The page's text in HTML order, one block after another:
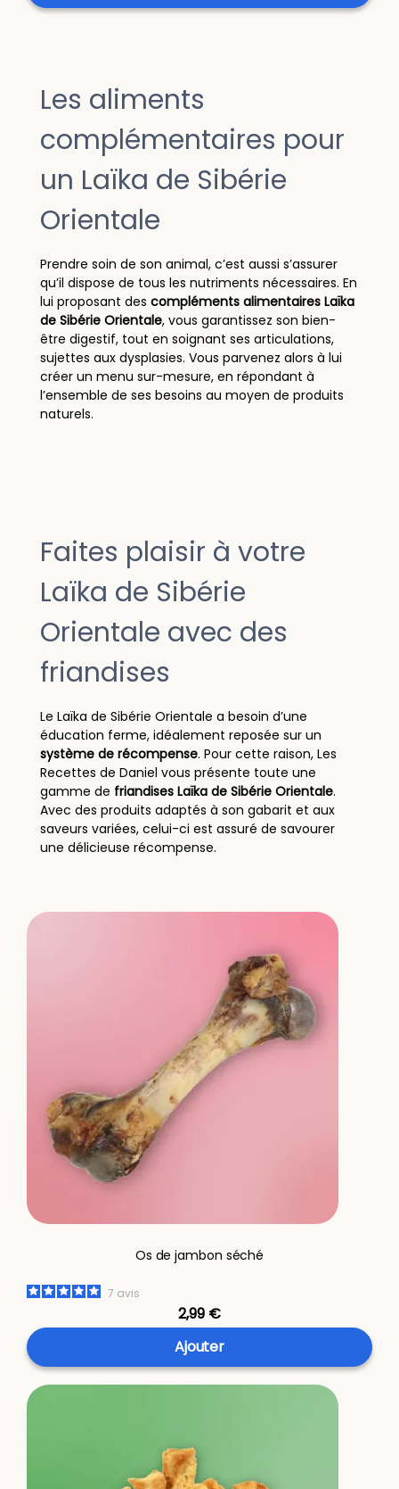
Les aliments
complémentaires pour
un Laïka de Sibérie
Orientale
Prendre soin de son animal, c’est aussi s’assurer
qu’il dispose de tous les nutriments nécessaires. En
lui proposant des compléments alimentaires Laïka
de Sibérie Orientale, vous garantissez son bien-
être digestif, tout en soignant ses articulations,
sujettes aux dysplasies. Vous parvenez alors à lui
créer un menu sur-mesure, en répondant à
l’ensemble de ses besoins au moyen de produits
naturels.
Faites plaisir à votre
Laïka de Sibérie
Orientale avec des
friandises
Le Laïka de Sibérie Orientale a besoin d’une
éducation ferme, idéalement reposée sur un
système de récompense. Pour cette raison, Les
Recettes de Daniel vous présente toute une
gamme de friandises Laïka de Sibérie Orientale.
Avec des produits adaptés à son gabarit et aux
saveurs variées, celui-ci est assuré de savourer
une délicieuse récompense.
Os de jambon séché
7 avis
2,99 €
Ajouter